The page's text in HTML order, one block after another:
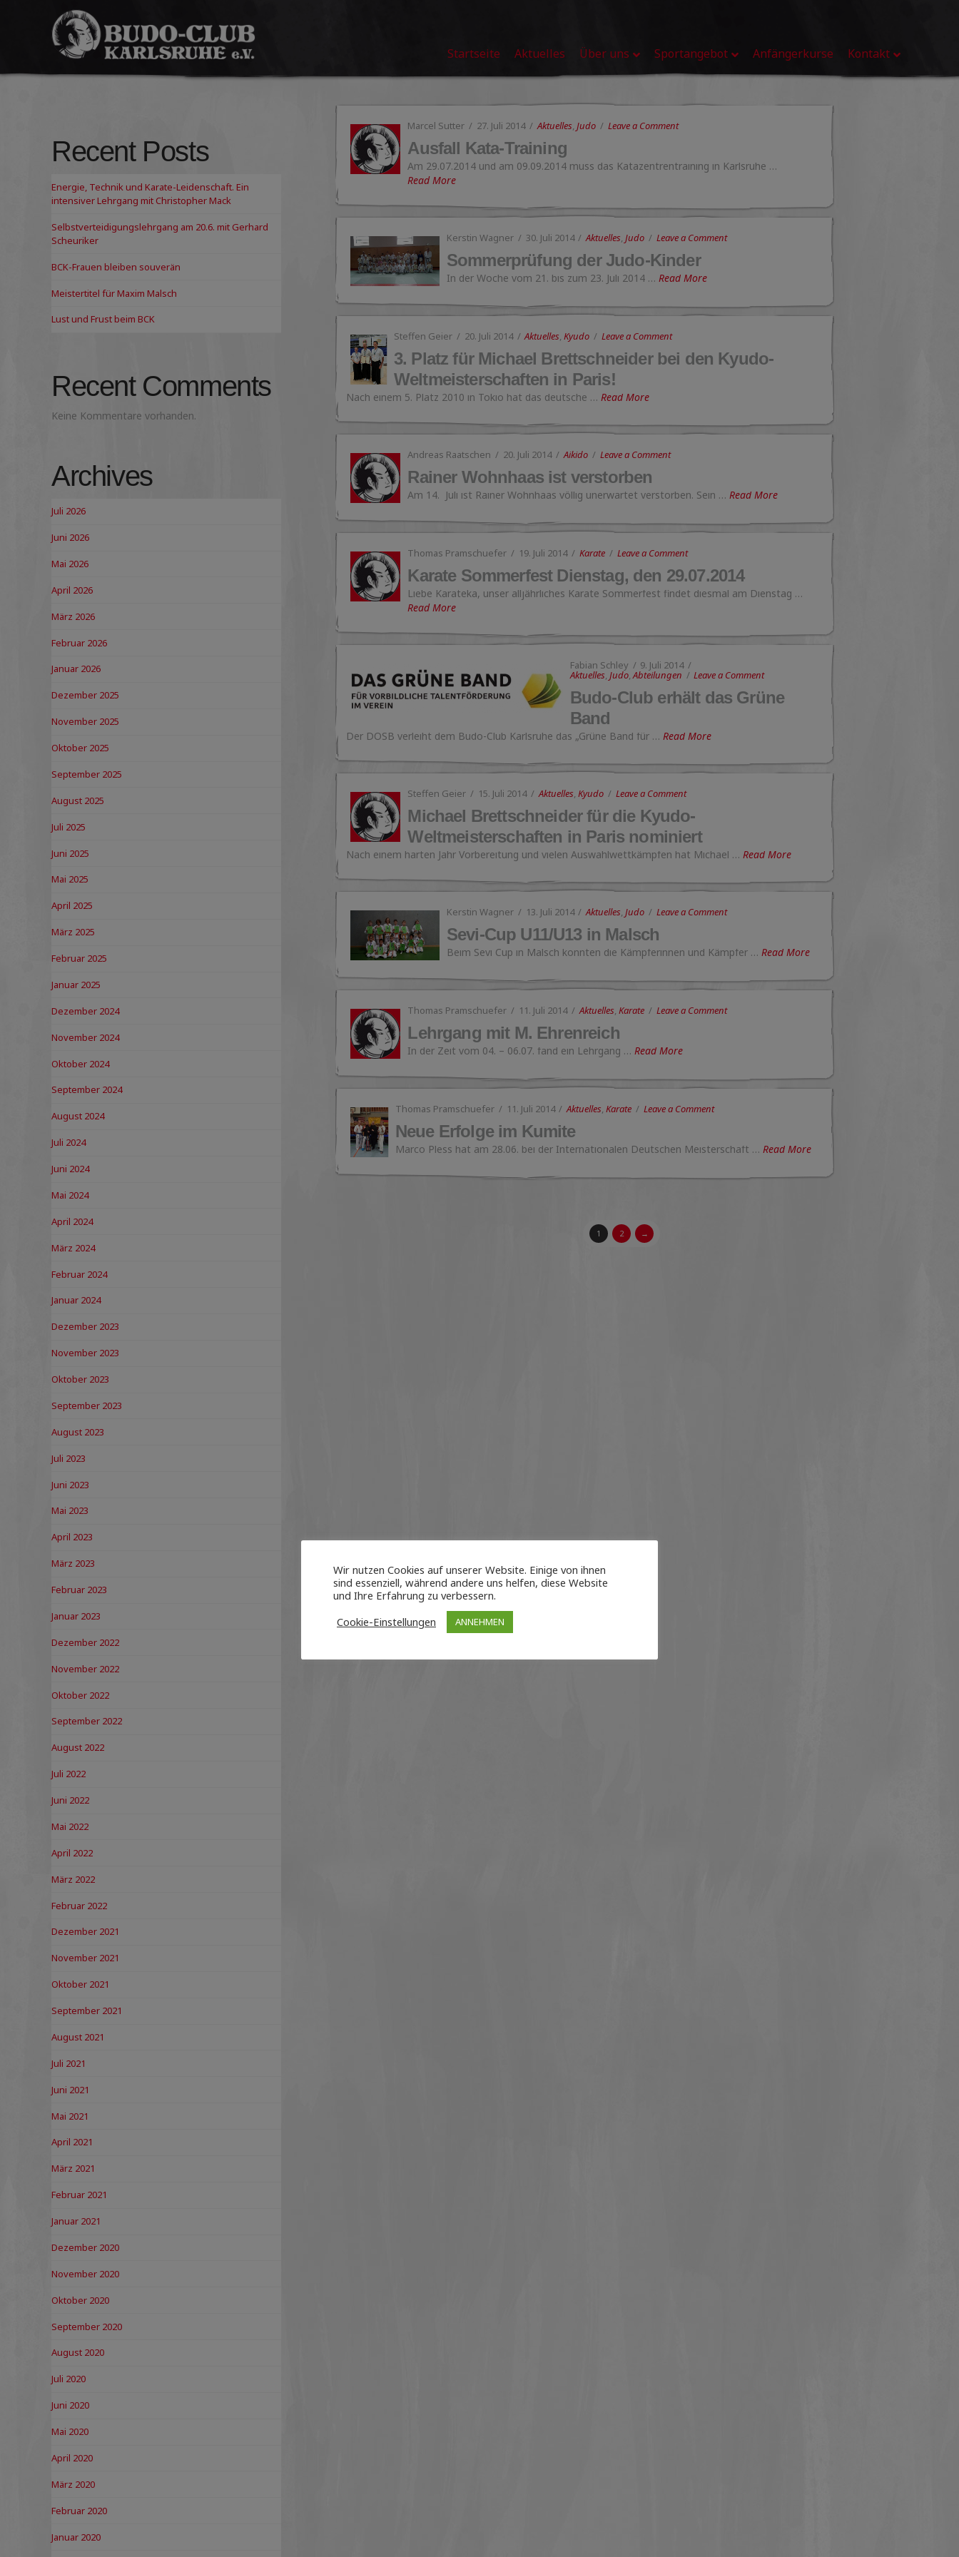
Budo-
Club
e.V.
Startseite Aktuelles Über uns Sportangebot Anfängerkurse Kontakt
Marcel Sutter 27. Juli 2014 Aktuelles Judo Leave a Comment
Ausfall Kata-Training
Am 29.07.2014 und am 09.09.2014 muss das Katazentrentraining in Karlsruhe …
Read More
Kerstin Wagner 30. Juli 2014 Aktuelles Judo Leave a Comment
Sommerprüfung der Judo-Kinder
In der Woche vom 21. bis zum 23. Juli 2014 … Read More
Steffen Geier 20. Juli 2014 Aktuelles Kyudo Leave a Comment
3. Platz für Michael Brettschneider bei den Kyudo-
Weltmeisterschaften in Paris!
Nach einem 5. Platz 2010 in Tokio hat das deutsche … Read More
Andreas Raatschen 20. Juli 2014 Aikido Leave a Comment
Rainer Wohnhaas ist verstorben
Am 14. Juli ist Rainer Wohnhaas völlig unerwartet verstorben. Sein … Read More
Thomas Pramschuefer 19. Juli 2014 Karate Leave a Comment
Karate Sommerfest Dienstag, den 29.07.2014
Liebe Karateka, unser alljährliches Karate Sommerfest findet diesmal am Dienstag …
Read More
Fabian Schley 9. Juli 2014
Aktuelles Judo, Abteilungen Leave a Comment
Budo-Club erhält das Grüne
Band
Der DOSB verleiht dem Budo-Club Karlsruhe das „Grüne Band für … Read More
Steffen Geier 15. Juli 2014 Aktuelles Kyudo Leave a Comment
Michael Brettschneider für die Kyudo-
Weltmeisterschaften in Paris nominiert
Nach einem harten Jahr Vorbereitung und vielen Auswahlwettkämpfen hat Michael … Read More
Kerstin Wagner 13. Juli 2014 Aktuelles Judo Leave a Comment
Sevi-Cup U11/U13 in Malsch
Beim Sevi Cup in Malsch konnten die Kämpferinnen und Kämpfer … Read More
Thomas Pramschuefer 11. Juli 2014 Aktuelles Karate Leave a Comment
Lehrgang mit M. Ehrenreich
In der Zeit vom 04. – 06.07. fand ein Lehrgang … Read More
Thomas Pramschuefer 11. Juli 2014 Aktuelles Karate Leave a Comment
Neue Erfolge im Kumite
Marco Pless hat am 28.06. bei der Internationalen Deutschen Meisterschaft … Read More
1 2 →
Recent Posts
Energie, Technik und Karate-Leidenschaft. Ein
intensiver Lehrgang mit Christopher Mack
Selbstverteidigungslehrgang am 20.6. mit Gerhard
Scheuriker
BCK-Frauen bleiben souverän
Meistertitel für Maxim Malsch
Lust und Frust beim BCK
Recent Comments
Keine Kommentare vorhanden.
Archives
Juli 2026
Juni 2026
Mai 2026
April 2026
März 2026
Februar 2026
Januar 2026
Dezember 2025
November 2025
Oktober 2025
September 2025
August 2025
Juli 2025
Juni 2025
Mai 2025
April 2025
März 2025
Februar 2025
Januar 2025
Dezember 2024
November 2024
Oktober 2024
September 2024
August 2024
Juli 2024
Juni 2024
Mai 2024
April 2024
März 2024
Februar 2024
Januar 2024
Dezember 2023
November 2023
Oktober 2023
September 2023
August 2023
Juli 2023
Juni 2023
Mai 2023
April 2023
März 2023
Februar 2023
Januar 2023
Dezember 2022
November 2022
Oktober 2022
September 2022
August 2022
Juli 2022
Juni 2022
Mai 2022
April 2022
März 2022
Februar 2022
Dezember 2021
November 2021
Oktober 2021
September 2021
August 2021
Juli 2021
Juni 2021
Mai 2021
April 2021
März 2021
Februar 2021
Januar 2021
Dezember 2020
November 2020
Oktober 2020
September 2020
August 2020
Juli 2020
Juni 2020
Mai 2020
April 2020
März 2020
Februar 2020
Januar 2020
Wir nutzen Cookies auf unserer Website. Einige von ihnen
sind essenziell, während andere uns helfen, diese Website
und Ihre Erfahrung zu verbessern.
Cookie-Einstellungen
ANNEHMEN